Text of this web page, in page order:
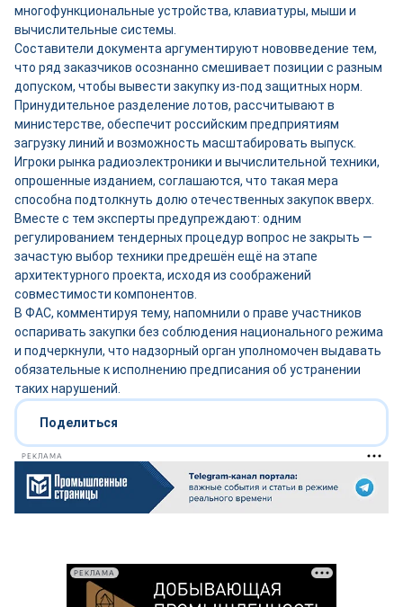
многофункциональные устройства, клавиатуры, мыши и
вычислительные системы.
Составители документа аргументируют нововведение тем,
что ряд заказчиков осознанно смешивает позиции с разным
допуском, чтобы вывести закупку из-под защитных норм.
Принудительное разделение лотов, рассчитывают в
министерстве, обеспечит российским предприятиям
загрузку линий и возможность масштабировать выпуск.
Игроки рынка радиоэлектроники и вычислительной техники,
опрошенные изданием, соглашаются, что такая мера
способна подтолкнуть долю отечественных закупок вверх.
Вместе с тем эксперты предупреждают: одним
регулированием тендерных процедур вопрос не закрыть —
зачастую выбор техники предрешён ещё на этапе
архитектурного проекта, исходя из соображений
совместимости компонентов.
В ФАС, комментируя тему, напомнили о праве участников
оспаривать закупки без соблюдения национального режима
и подчеркнули, что надзорный орган уполномочен выдавать
обязательные к исполнению предписания об устранении
таких нарушений.
Поделиться
РЕКЛАМА
РЕКЛАМА